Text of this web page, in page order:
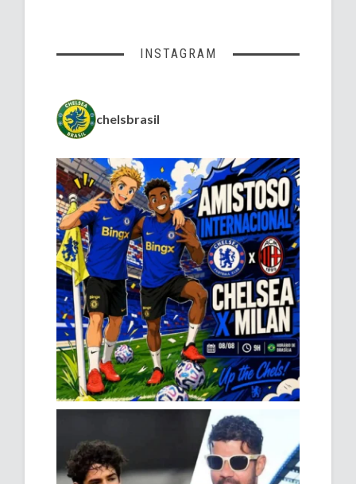
INSTAGRAM
chelsbrasil